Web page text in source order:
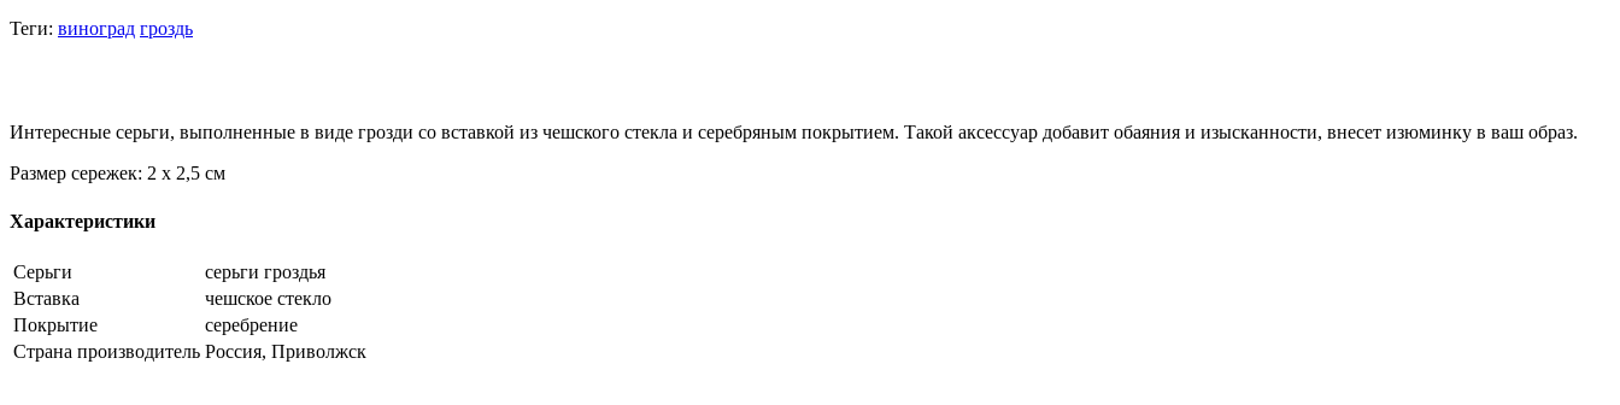
Теги: виноград гроздь
Интересные серьги, выполненные в виде грозди со вставкой из чешского стекла и серебряным покрытием. Такой аксессуар добавит обаяния и изысканности, внесет изюминку в ваш образ.
Размер сережек: 2 х 2,5 см
Характеристики
Серьги
серьги гроздья
Вставка
чешское стекло
Покрытие
серебрение
Страна производитель Россия, Приволжск